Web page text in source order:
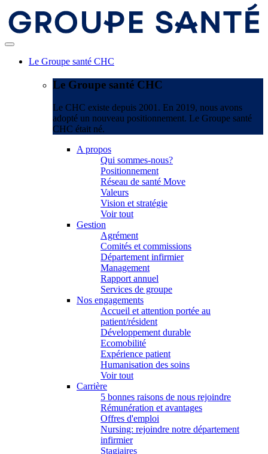
Le Groupe santé CHC
Le Groupe santé CHC
Le CHC existe depuis 2001. En 2019, nous avons
adopté un nouveau positionnement. Le Groupe santé
CHC était né.
A propos
Qui sommes-nous?
Positionnement
Réseau de santé Move
Valeurs
Vision et stratégie
Voir tout
Gestion
Agrément
Comités et commissions
Département infirmier
Management
Rapport annuel
Services de groupe
Nos engagements
Accueil et attention portée au
patient/résident
Développement durable
Ecomobilité
Expérience patient
Humanisation des soins
Voir tout
Carrière
5 bonnes raisons de nous rejoindre
Rémunération et avantages
Offres d'emploi
Nursing: rejoindre notre département
infirmier
Stagiaires